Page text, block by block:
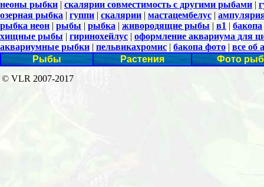
неоны рыбки | скалярии совместимость с другими рыбами |
озерная рыбка | гуппи | скалярии | мастацембелус |
рыбка неон | рыбы | рыбка | живородящие рыбы | в1 | бакопа
хищные рыбы | гиринохейлус | оформление аквариума для
аквариумные рыбки | пельвикахромис | бакопа фото | все об
Рыбы
Растения
Фото рыб
© VLR 2007-2017